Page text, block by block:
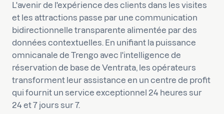
L'avenir de l'expérience des clients dans les visites
et les attractions passe par une communication
bidirectionnelle transparente alimentée par des
données contextuelles. En unifiant la puissance
omnicanale de Trengo avec l'intelligence de
réservation de base de Ventrata, les opérateurs
transforment leur assistance en un centre de profit
qui fournit un service exceptionnel 24 heures sur
24 et 7 jours sur 7.